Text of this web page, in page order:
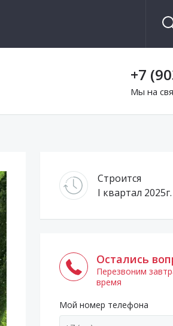
+7
Мы на
Строится
I квартал 2025г.
Остались
Перезвоним
время
Мой номер телефона